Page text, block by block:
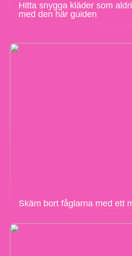
Hitta snygga kläder som
med den här guiden
Skäm bort fåglarna med ett